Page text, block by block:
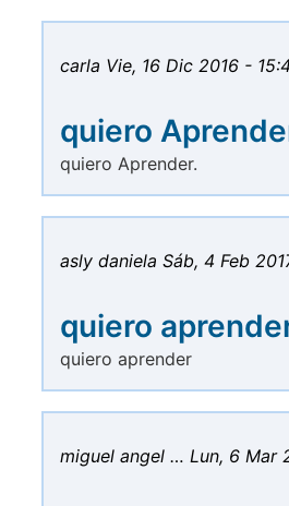
carla Vie, 16 Dic 2016 -
quiero
quiero Aprender.
asly daniela Sáb, 4 Feb
quiero
quiero aprender
miguel angel … Lun, 6 Mar